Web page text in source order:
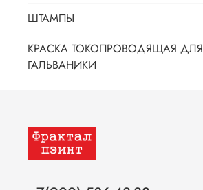
ШТАМПЫ
КРАСКА ТОКОПРОВОДЯЩАЯ ДЛЯ
ГАЛЬВАНИКИ